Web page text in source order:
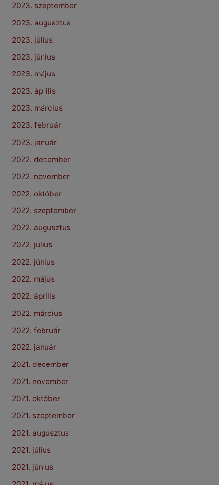
2023. szeptember
2023. augusztus
2023. július
2023. június
2023. május
2023. április
2023. március
2023. február
2023. január
2022. december
2022. november
2022. október
2022. szeptember
2022. augusztus
2022. július
2022. június
2022. május
2022. április
2022. március
2022. február
2022. január
2021. december
2021. november
2021. október
2021. szeptember
2021. augusztus
2021. július
2021. június